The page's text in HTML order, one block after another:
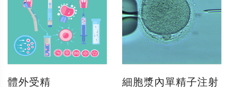
體外受精 細胞漿內單精子注射